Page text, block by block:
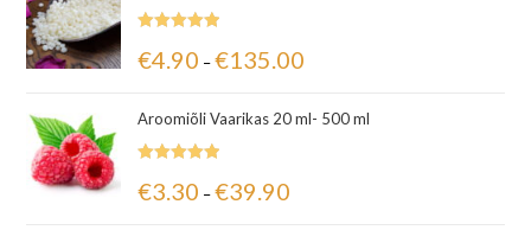
5.00/ 5
€4.90 – €135.00
Aroomiõli Vaarikas 20 ml- 500 ml
5.00/ 5
€3.30 – €39.90